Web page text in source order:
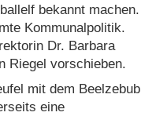
bekannt machen.
Kommunalpolitik.
Dr. Barbara
Riegel vorschieben.
mit dem Beelzebub
eine